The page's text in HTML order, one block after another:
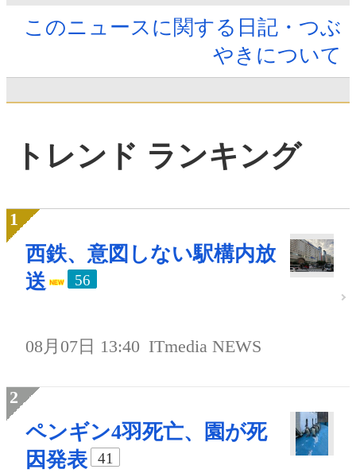
このニュースに関する日記・つぶ
やきについて
トレンド ランキング
西鉄、意図しない駅構内放
送
56
08月07日 13:40 ITmedia NEWS
ペンギン4羽死亡、園が死
因発表
41